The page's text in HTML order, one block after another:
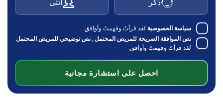
سياسة الخصوصية لقد قرأتُ وفهمتُ وأوافق.
نص الموافقة الصريحة للمريض المحتمل,نص توضيحي للمريض المحتمل
لقد قرأتُ وفهمتُ وأوافق.
احصل على استشارة مجانية